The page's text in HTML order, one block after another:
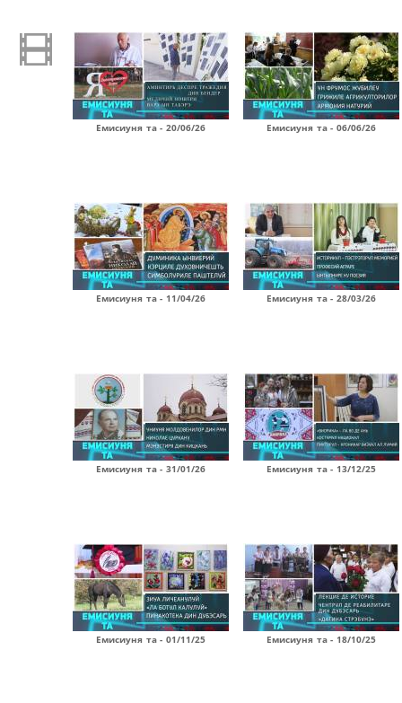
Емисиуня та - 20/06/26 Емисиуня та - 06/06/26
Емисиуня та - 11/04/26 Емисиуня та - 28/03/26
Емисиуня та - 31/01/26 Емисиуня та - 13/12/25
Емисиуня та - 01/11/25 Емисиуня та - 18/10/25